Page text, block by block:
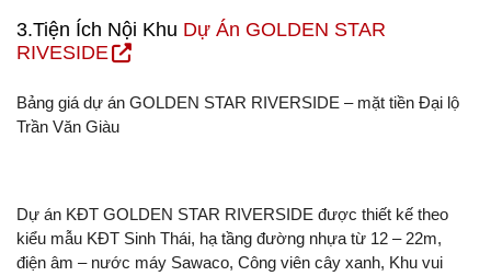
3.Tiện Ích Nội Khu Dự Án GOLDEN STAR
RIVESIDE
Bảng giá dự án GOLDEN STAR RIVERSIDE – mặt tiền Đại lộ
Trần Văn Giàu
Dự án KĐT GOLDEN STAR RIVERSIDE được thiết kế theo
kiểu mẫu KĐT Sinh Thái, hạ tầng đường nhựa từ 12 – 22m,
điện âm – nước máy Sawaco, Công viên cây xanh, Khu vui